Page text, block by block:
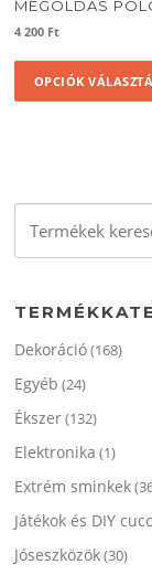
MEGOLDAS
4 200 Ft
OPCIÓK
következőre:
Dekoráció(168)
Egyéb (24)
Ékszer(132)
Elektronika (1)
Extrém sminkek
Játékok és DIY
Jóseszközök(30)